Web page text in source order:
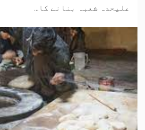
علیحدہ شعبہ بنانے کا...